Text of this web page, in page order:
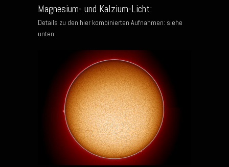
Magnesium- und Kalzium-Licht:
Details zu den hier kombinierten Aufnahmen: siehe
unten.